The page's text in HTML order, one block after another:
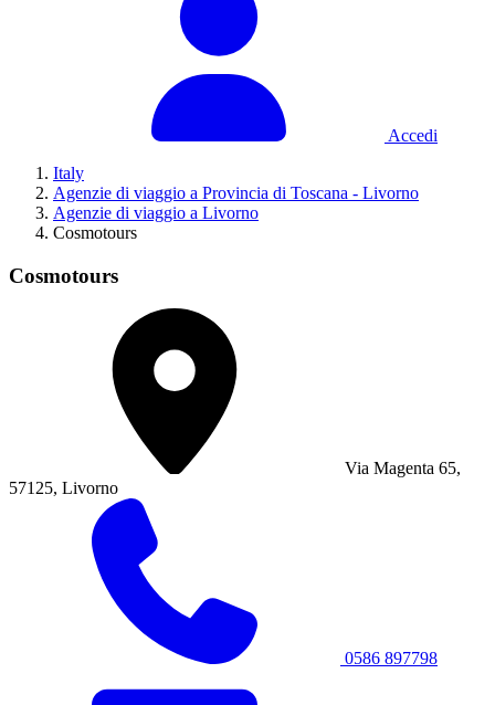
Accedi
Italy
Agenzie di viaggio a Provincia di Toscana - Livorno
Agenzie di viaggio a Livorno
Cosmotours
Cosmotours
Via Magenta 65,
57125, Livorno
0586 897798